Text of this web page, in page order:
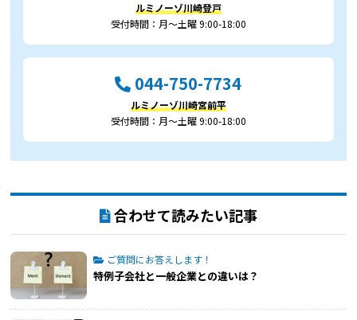
ルミノーゾ川崎登戸
受付時間：月～土曜 9:00-18:00
044-750-7734
ルミノーゾ川崎宮前平
受付時間：月～土曜 9:00-18:00
合わせて読みたい記事
ご質問にお答えします！
特例子会社と一般企業との違いは？